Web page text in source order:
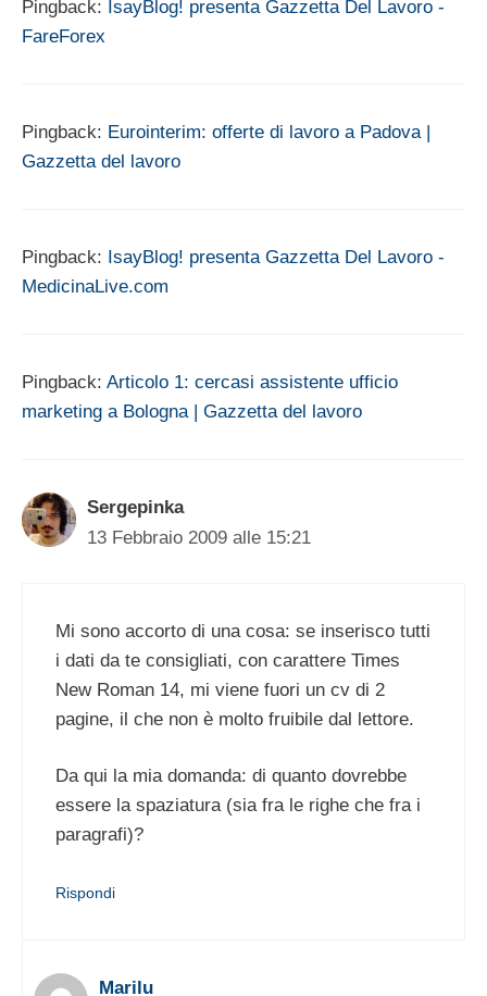
Pingback: IsayBlog! presenta Gazzetta Del Lavoro -
FareForex
Pingback: Eurointerim: offerte di lavoro a Padova |
Gazzetta del lavoro
Pingback: IsayBlog! presenta Gazzetta Del Lavoro -
MedicinaLive.com
Pingback: Articolo 1: cercasi assistente ufficio
marketing a Bologna | Gazzetta del lavoro
Sergepinka
13 Febbraio 2009 alle 15:21
Mi sono accorto di una cosa: se inserisco tutti
i dati da te consigliati, con carattere Times
New Roman 14, mi viene fuori un cv di 2
pagine, il che non è molto fruibile dal lettore.
Da qui la mia domanda: di quanto dovrebbe
essere la spaziatura (sia fra le righe che fra i
paragrafi)?
Rispondi
Marilu